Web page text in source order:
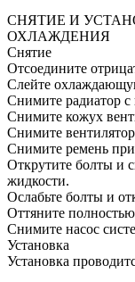
СНЯТИЕ И
ОХЛАЖДЕНИЯ
Снятие
Отсоедините
Слейте
Снимите радиатор с
Снимите кожух
Снимите
Снимите ремень
Открутите болты и
жидкости.
Ослабьте болты и
Оттяните
Снимите насос
Установка
Установка